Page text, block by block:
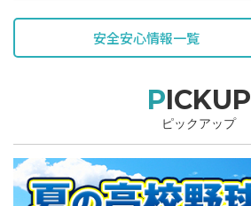
安全安心情報一覧
PICKUP
ピックアップ